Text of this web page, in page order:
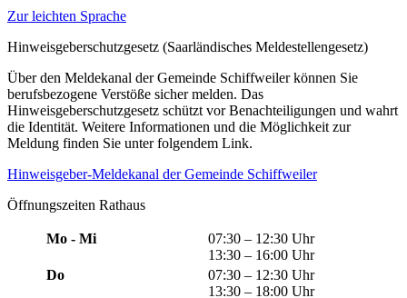
Zur leichten Sprache
Hinweisgeberschutzgesetz (Saarländisches Meldestellengesetz)
Über den Meldekanal der Gemeinde Schiffweiler können Sie
berufsbezogene Verstöße sicher melden. Das
Hinweisgeberschutzgesetz schützt vor Benachteiligungen und wahrt
die Identität. Weitere Informationen und die Möglichkeit zur
Meldung finden Sie unter folgendem Link.
Hinweisgeber-Meldekanal der Gemeinde Schiffweiler
Öffnungszeiten Rathaus
Mo - Mi
07:30 – 12:30 Uhr
13:30 – 16:00 Uhr
Do
07:30 – 12:30 Uhr
13:30 – 18:00 Uhr